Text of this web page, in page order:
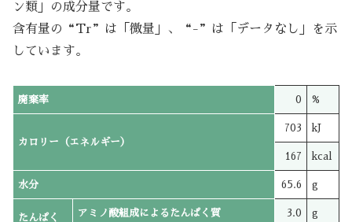
ン類」の成分量です。
含有量の“Tr”は「微量」、“-”は「データなし」を示
しています。
廃棄率 0 %
カロリー（エネルギー）
703 kJ
167 kcal
水分 65.6 g
たんぱく
アミノ酸組成によるたんぱく質 3.0 g